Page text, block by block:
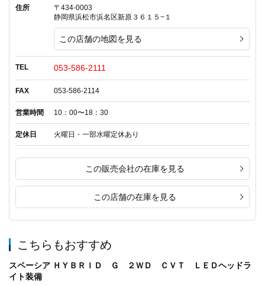
住所
〒434-0003
静岡県浜松市浜名区新原３６１５−１
この店舗の地図を見る
TEL 053-586-2111
FAX 053-586-2114
営業時間 10：00〜18：30
定休日 火曜日・一部水曜定休あり
この販売会社の在庫を見る
この店舗の在庫を見る
こちらもおすすめ
スペーシア ＨＹＢＲＩＤ Ｇ ２ＷＤ ＣＶＴ ＬＥＤヘッドラ
イト装備